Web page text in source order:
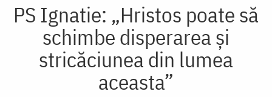
PS Ignatie: „Hristos poate să
schimbe disperarea și
stricăciunea din lumea
aceasta”